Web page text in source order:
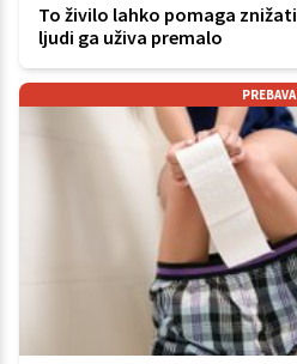
To živilo lahko pomaga
ljudi ga uživa premalo
PREBAVA